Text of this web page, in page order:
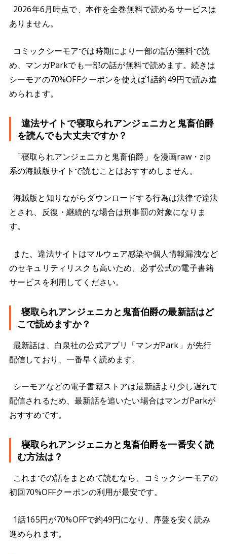
2026年6月時点で、本作を全巻無料で読めるサービスは
ありません。
コミックシーモアでは時期により一部の話が無料で読
め、マンガParkでも一部の話が無料で読めます。続きは
シーモアの70%OFFクーポンを使えば1話約49円で読み進
められます。
違法サイトで寝取られアンジェニカと鬼畜伯爵
を読んでも大丈夫ですか？
「寝取られアンジェニカと鬼畜伯爵」を漫画raw・zip
系の海賊版サイトで読むことはおすすめしません。
海賊版と知りながらダウンロードする行為は法律で違法
とされ、反復・継続的な場合は刑事罰の対象になりま
す。
また、違法サイトはマルウェア感染や個人情報漏洩など
のセキュリティリスクも高いため、必ず公式の電子書籍
サービスを利用してください。
寝取られアンジェニカと鬼畜伯爵の最新話はど
こで読めますか？
最新話は、白泉社の公式アプリ「マンガPark」が先行
配信しており、一番早く読めます。
シーモアなどの電子書籍ストアは最新話より少し遅れて
配信されるため、最新話を追いたい場合はマンガParkが
おすすめです。
寝取られアンジェニカと鬼畜伯爵を一番安く読
む方法は？
これまでの話をまとめて読むなら、コミックシーモアの
初回70%OFFクーポンの利用が最安です。
1話165円が70%OFFで約49円になり、序盤を安く読み
進められます。